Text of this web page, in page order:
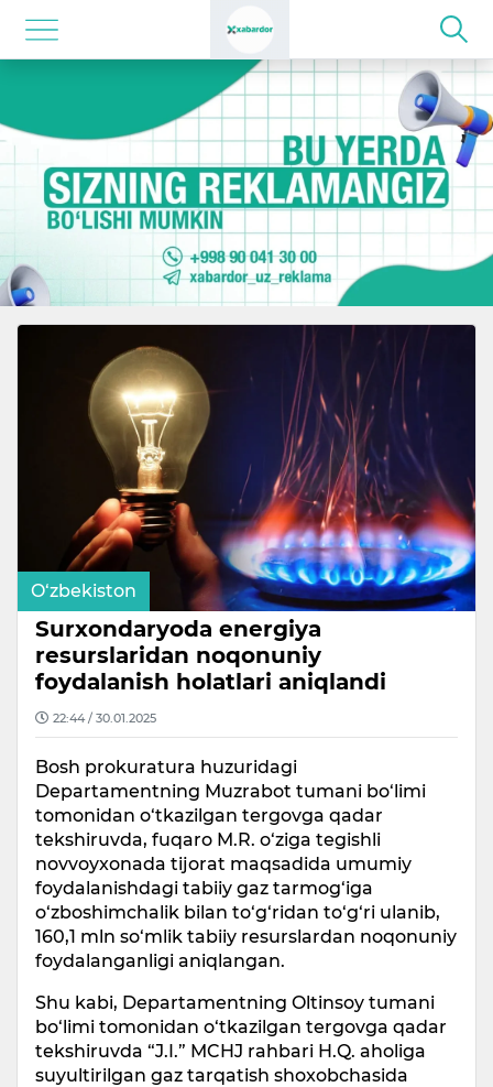
O‘zbekiston
Surxondaryoda energiya
resurslaridan noqonuniy
foydalanish holatlari aniqlandi
22:44 / 30.01.2025
Bosh prokuratura huzuridagi
Departamentning Muzrabot tumani bo‘limi
tomonidan o‘tkazilgan tergovga qadar
tekshiruvda, fuqaro M.R. o‘ziga tegishli
novvoyxonada tijorat maqsadida umumiy
foydalanishdagi tabiiy gaz tarmog‘iga
o‘zboshimchalik bilan to‘g‘ridan to‘g‘ri ulanib,
160,1 mln so‘mlik tabiiy resurslardan noqonuniy
foydalanganligi aniqlangan.
Shu kabi, Departamentning Oltinsoy tumani
bo‘limi tomonidan o‘tkazilgan tergovga qadar
tekshiruvda “J.I.” MCHJ rahbari H.Q. aholiga
suyultirilgan gaz tarqatish shoxobchasida